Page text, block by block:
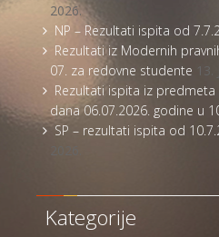
2026.
NP – Rezultati ispita od
Rezultati iz Modernih
07. za redovne studente 13.
Rezultati ispita iz predmeta
dana 06.07.2026. godine u
SP – rezultati ispita od
Kategorije